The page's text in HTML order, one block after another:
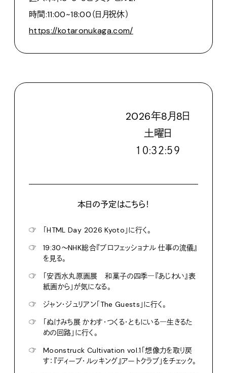
時間:11:00~18:00（日月祝休）
https://kotaronukaga.com/
2026年8月8日
土曜日
１０:３３:００
本日の予定はこちら！
☞
「HTML Day 2026 Kyoto」に行く。
☞
19:30〜NHK総合『プロフェッショナル 仕事の流儀』
を見る。
☞
「安西水丸原画展 和菓子の四季―『あじわい』表
紙画から」が気になる。
☞
ジャン・ジュリアン「The Guests」に行く。
☞
「ぬけみち展 かわす・つくる・ともにいる―生きるた
めの回路」に行く。
☞
Moonstruck Cultivation vol.1「想像力を取り戻
す：『ディープ・ルッキング』アートクラブ」をチェック。